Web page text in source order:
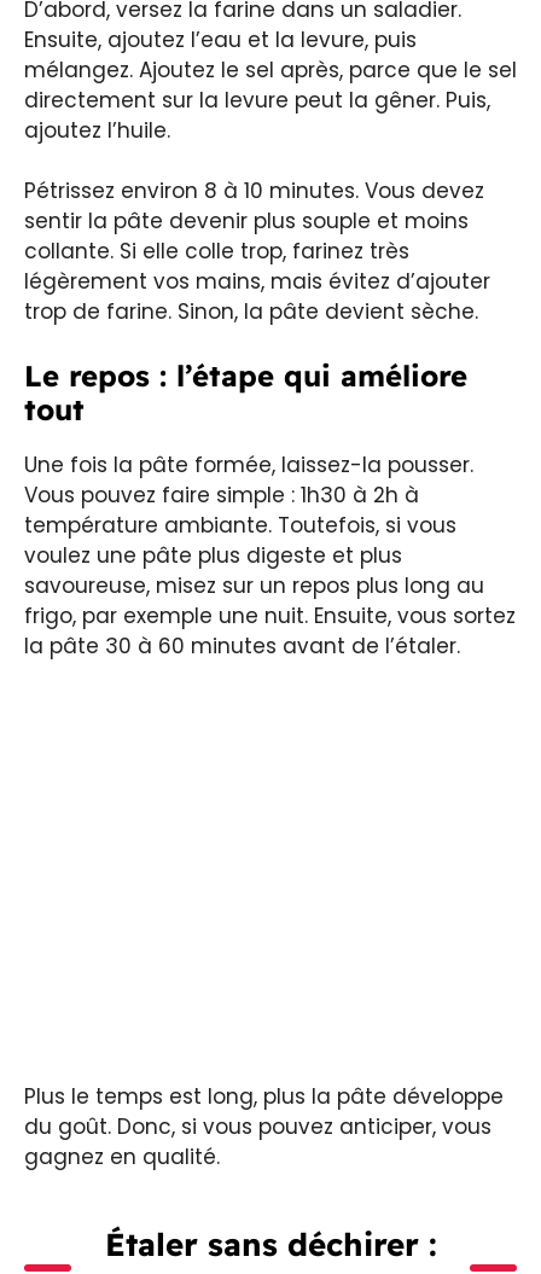
D’abord, versez la farine dans un saladier.
Ensuite, ajoutez l’eau et la levure, puis
mélangez. Ajoutez le sel après, parce que le sel
directement sur la levure peut la gêner. Puis,
ajoutez l’huile.
Pétrissez environ 8 à 10 minutes. Vous devez
sentir la pâte devenir plus souple et moins
collante. Si elle colle trop, farinez très
légèrement vos mains, mais évitez d’ajouter
trop de farine. Sinon, la pâte devient sèche.
Le repos : l’étape qui améliore
tout
Une fois la pâte formée, laissez-la pousser.
Vous pouvez faire simple : 1h30 à 2h à
température ambiante. Toutefois, si vous
voulez une pâte plus digeste et plus
savoureuse, misez sur un repos plus long au
frigo, par exemple une nuit. Ensuite, vous sortez
la pâte 30 à 60 minutes avant de l’étaler.
Plus le temps est long, plus la pâte développe
du goût. Donc, si vous pouvez anticiper, vous
gagnez en qualité.
Étaler sans déchirer :